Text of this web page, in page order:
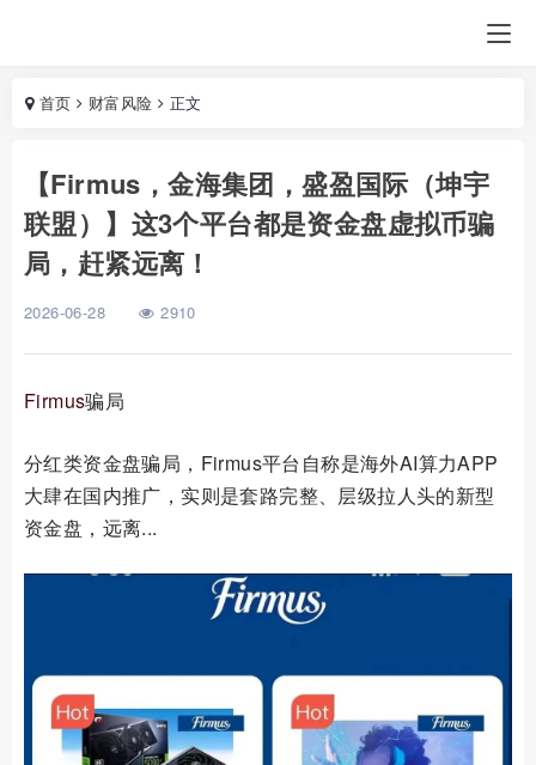
首页 财富风险 正文
【Firmus，金海集团，盛盈国际（坤宇
联盟）】这3个平台都是资金盘虚拟币骗
局，赶紧远离！
2026-06-28 2910
Firmus骗局
分红类资金盘骗局，Firmus平台自称是海外AI算力APP
大肆在国内推广，实则是套路完整、层级拉人头的新型
资金盘，远离...